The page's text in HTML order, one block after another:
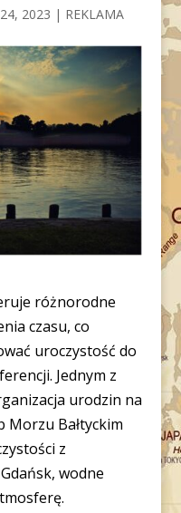
2023 | REKLAMA
różnorodne
czasu, co
uroczystość do
Jednym z
urodzin na
Morzu Bałtyckim
z
wodne